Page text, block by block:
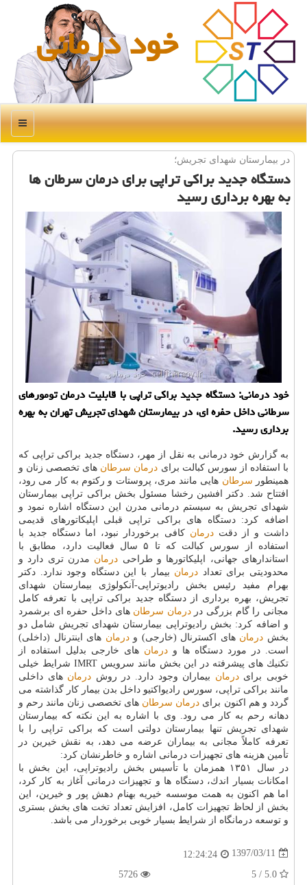
خود درمانی
منو
در بیمارستان شهدای تجریش؛
دستگاه جدید براكی تراپی برای درمان سرطان ها
به بهره برداری رسید
خود درمانی: دستگاه جدید براكی تراپی با قابلیت درمان تومورهای
سرطانی داخل حفره ای، در بیمارستان شهدای تجریش تهران به بهره
برداری رسید.
به گزارش خود درمانی به نقل از مهر، دستگاه جدید براكی تراپی كه
با استفاده از سورس كبالت برای درمان سرطان های تخصصی زنان و
همینطور سرطان هایی مانند مری، پروستات و ركتوم به كار می رود،
افتتاح شد. دكتر افشین رخشا مسئول بخش براكی تراپی بیمارستان
شهدای تجریش به سیستم درمانی مدرن این دستگاه اشاره نمود و
اضافه كرد: دستگاه های براكی تراپی قبلی اپلیكاتورهای قدیمی
داشت و از دقتدرمان كافی برخوردار نبود، اما دستگاه جدید با
استفاده از سورس كبالت كه تا ۵ سال فعالیت دارد، مطابق با
استاندارهای جهانی، اپلیكاتورها و طراحی درمان مدرن تری دارد و
محدودیتی برای تعداد درمان بیمار با این دستگاه وجود ندارد. دكتر
بهرام مفید رئیس بخش رادیوتراپی-آنكولوژی بیمارستان شهدای
تجریش، بهره برداری از دستگاه جدید براكی تراپی با تعرفه كامل
مجانی را گام بزرگی دردرمان سرطان های داخل حفره ای برشمرد
و اضافه كرد: بخش رادیوتراپی بیمارستان شهدای تجریش شامل دو
بخش درمان های اكسترنال (خارجی) ودرمان های اینترنال (داخلی)
است. در مورد دستگاه ها و درمان های خارجی بدلیل استفاده از
تكنیك های پیشرفته در این بخش مانند سرویس IMRT شرایط خیلی
خوبی برایدرمان بیماران وجود دارد. در روش درمان های داخلی
مانند براكی تراپی، سورس رادیواكتیو داخل بدن بیمار كار گذاشته می
گردد و هم اكنون برای درمان سرطان های تخصصی زنان مانند رحم و
دهانه رحم به كار می رود. وی با اشاره به این نكته كه بیمارستان
شهدای تجریش تنها بیمارستان دولتی است كه براكی تراپی را با
تعرفه كاملاً مجانی به بیماران عرضه می دهد، به نقش خیرین در
تأمین هزینه های تجهیزات درمانی اشاره و خاطرنشان كرد:
در سال ۱۳۵۱ همزمان با تأسیس بخش رادیوتراپی، این بخش با
امكانات بسیار اندك، دستگاه ها و تجهیزات درمانی آغاز به كار كرد،
اما هم اكنون به همت موسسه خیریه بهنام دهش پور و خیرین، این
بخش از لحاظ تجهیزات كامل، افزایش تعداد تخت های بخش بستری
و توسعه درمانگاه از شرایط بسیار خوبی برخوردار می باشد.
1397/03/11
12:24:24